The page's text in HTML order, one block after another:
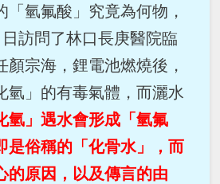
「氫氟酸」究竟為何物，
訪問了林口長庚醫院臨
顏宗海，鋰電池燃燒後，
氫」的有毒氣體，而灑水
氫」遇水會形成「氫氟
是俗稱的「化骨水」，而
的原因，以及傳言的由